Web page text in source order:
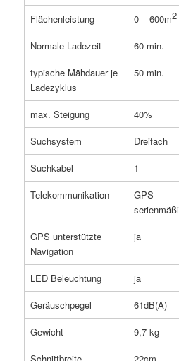
Flächenleistung 0 – 600m2
Normale Ladezeit
60 min.
typische Mähdauer je
Ladezyklus
50 min.
max. Steigung 40%
Suchsystem
Dreifach
Suchkabel
1
Telekommunikation
GPS
GPS unterstützte
Navigation
ja
LED Beleuchtung ja
Geräuschpegel
61dB(A)
Gewicht
9,7 kg